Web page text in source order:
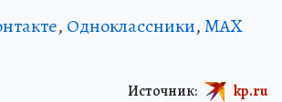
, Одноклассники,MAX
Источник: kp.ru